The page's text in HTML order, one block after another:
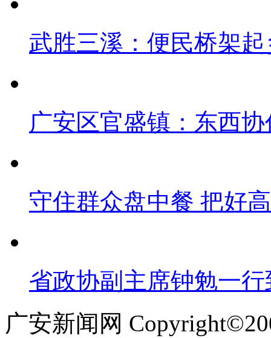
武胜三溪：便民桥架
广安区官盛镇：东西
守住群众盘中餐 把好
省政协副主席钟勉一
广安新闻网